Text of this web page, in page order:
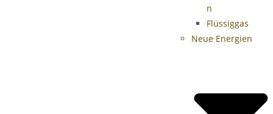
n
Flüssiggas
Neue Energien